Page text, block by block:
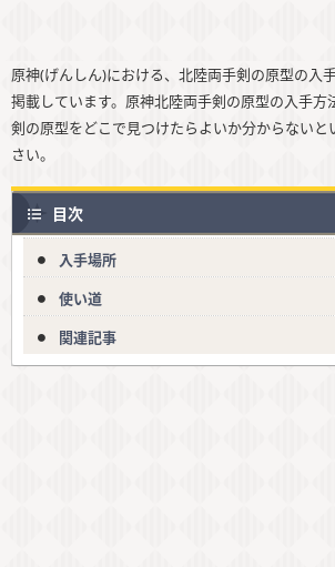
原神(げんしん)における、北陸両手剣の原型の入
掲載しています。原神北陸両手剣の原型の入手方
剣の原型をどこで見つけたらよいか分からないと
さい。
目次
入手場所
使い道
関連記事